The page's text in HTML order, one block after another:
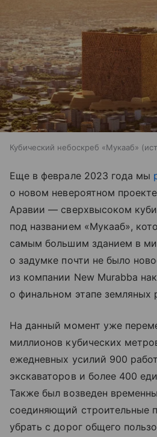
Кубический небоскреб «Мукааб»
Еще в феврале 2023 года мы
о новом невероятном
Аравии — сверхвысоком
под названием «Мукааб»,
самым большим зданием в
о задумке почти не было
из компании New Murabba
о финальном этапе земляных
На данный момент уже
миллионов кубических
ежедневных усилий 900
экскаваторов и более 400
Также был возведен
соединяющий строительные
убрать с дорог общего